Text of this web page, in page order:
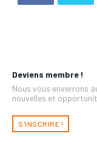
Deviens membre !
Nous vous enverrons
nouvelles et
S'INSCRIRE !